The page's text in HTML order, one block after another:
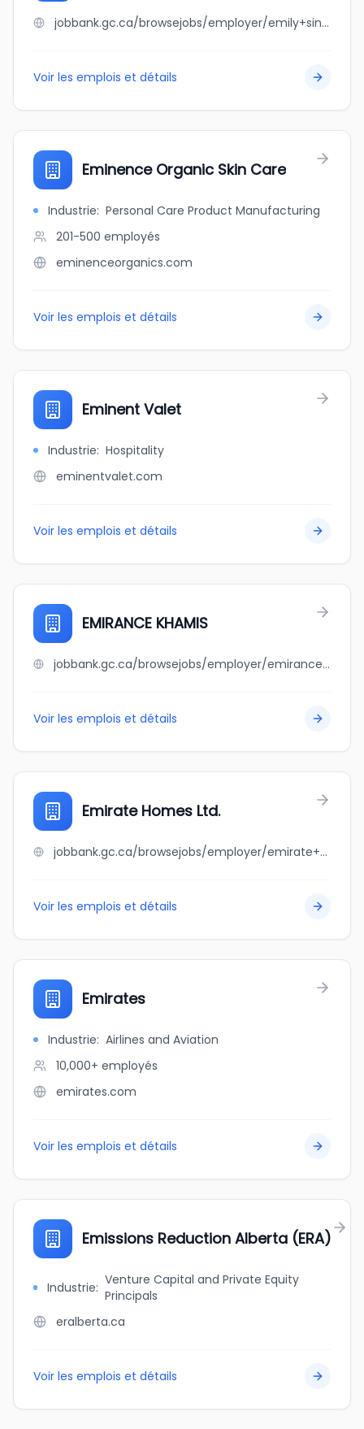
jobbank.gc.ca/browsejobs/employer/emily+sinopoli/ca
Voir les emplois et détails
Eminence Organic Skin Care
Industrie: Personal Care Product Manufacturing
201-500 employés
eminenceorganics.com
Voir les emplois et détails
Eminent Valet
Industrie: Hospitality
eminentvalet.com
Voir les emplois et détails
EMIRANCE KHAMIS
jobbank.gc.ca/browsejobs/employer/emirance+khamis/ca
Voir les emplois et détails
Emirate Homes Ltd.
jobbank.gc.ca/browsejobs/employer/emirate+homes+ltd./ca
Voir les emplois et détails
Emirates
Industrie: Airlines and Aviation
10,000+ employés
emirates.com
Voir les emplois et détails
Emissions Reduction Alberta (ERA)
Industrie: Venture Capital and Private Equity
Principals
eralberta.ca
Voir les emplois et détails